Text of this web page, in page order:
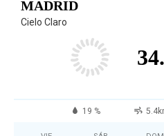
MADRID
Cielo Claro
19 %